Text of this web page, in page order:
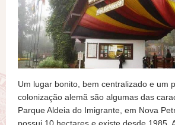
Um lugar bonito, bem centralizado e um
colonização alemã são algumas das
Parque Aldeia do Imigrante, em Nova